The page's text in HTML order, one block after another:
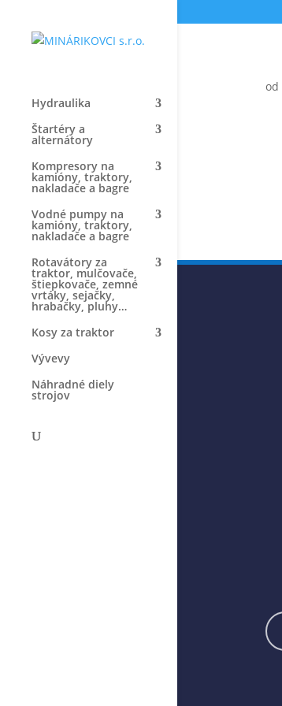
Hydraulika
Štartéry a
alternátory
Kompresory na
kamióny, traktory,
nakladače a bagre
Vodné pumpy na
kamióny, traktory,
nakladače a bagre
Rotavátory za
traktor, mulčovače,
štiepkovače, zemné
vrtáky, sejačky,
hrabačky, pluhy…
Kosy za traktor
Vývevy
Náhradné diely
strojov
od